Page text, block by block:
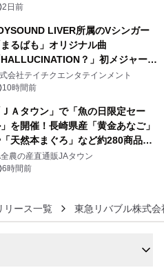
ッズも発売決定！
2日前
LIVER所属のVシンガー
まるぱも」オリジナル曲
HALLUCINATION？」初メジャー配
リース決定！
会社テイチクエンタテインメント
10時間前
ＪＡタウン」で「魚の日限定セー
を開催！長崎県産「黄金あなご」
天然本まぐろ」など約280商品を
！～毎月１０日の定例企画～
農の産直通販JAタウン
6時間前
リース一覧 東急リバブル株式会